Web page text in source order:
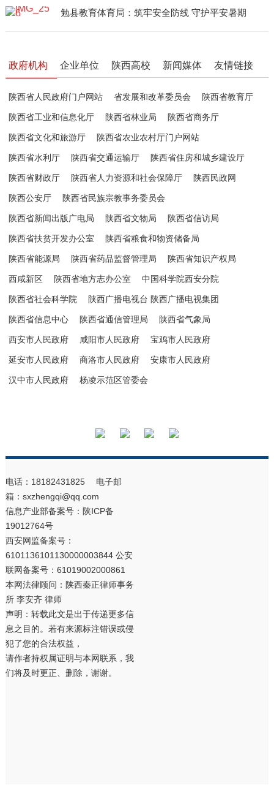
勉县教育体育局：筑牢安全防线 守护平安暑期
政府机构 企业单位 陕西高校 新闻媒体 友情链接
陕西省人民政府门户网站 省发展和改革委员会 陕西省教育厅
陕西省工业和信息化厅 陕西省林业局 陕西省商务厅
陕西省文化和旅游厅 陕西省农业农村厅门户网站
陕西省水利厅 陕西省交通运输厅 陕西省住房和城乡建设厅
陕西省财政厅 陕西省人力资源和社会保障厅 陕西民政网
陕西公安厅 陕西省民族宗教事务委员会
陕西省新闻出版广电局 陕西省文物局 陕西省信访局
陕西省扶贫开发办公室 陕西省粮食和物资储备局
陕西省能源局 陕西省药品监督管理局 陕西省知识产权局
西咸新区 陕西省地方志办公室 中国科学院西安分院
陕西省社会科学院 陕西广播电视台 陕西广播电视集团
陕西省信息中心 陕西省通信管理局 陕西省气象局
西安市人民政府 咸阳市人民政府 宝鸡市人民政府
延安市人民政府 商洛市人民政府 安康市人民政府
汉中市人民政府 杨凌示范区管委会
电话：18182431825 电子邮
箱：sxzhengqi@qq.com
信息产业部备案号： 陕ICP备
19012764号
西安网监备案号：
6101136101130000003844 公安
联网备案号：61019002000861
本网法律顾问：陕西秦正律师事务
所 李安齐 律师
声明：转载此文是出于传递更多信
息之目的。若有来源标注错误或侵
犯了您的合法权益，
请作者持权属证明与本网联系，我
们将及时更正、删除，谢谢。